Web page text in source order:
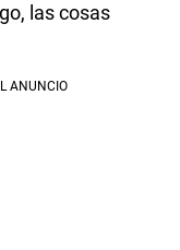
las cosas